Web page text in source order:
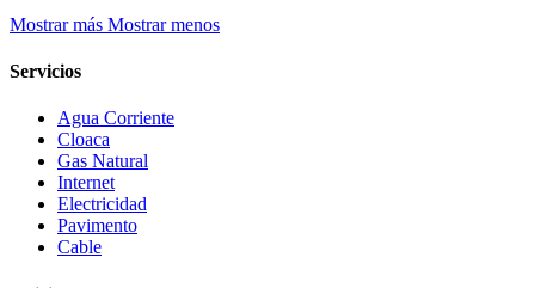
Mostrar más Mostrar menos
Servicios
Agua Corriente
Cloaca
Gas Natural
Internet
Electricidad
Pavimento
Cable